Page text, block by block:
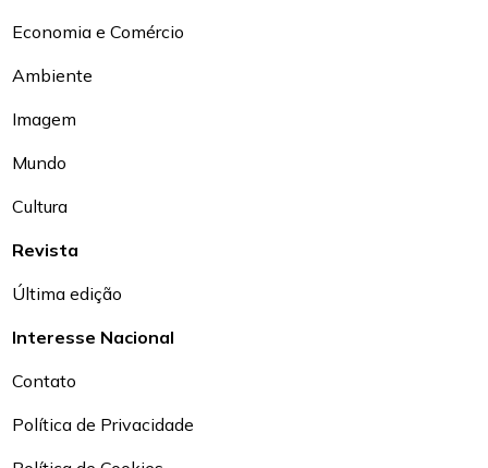
Economia e Comércio
Ambiente
Imagem
Mundo
Cultura
Revista
Última edição
Interesse Nacional
Contato
Política de Privacidade